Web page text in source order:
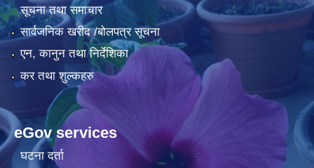
सूचना तथा समाचार
सार्वजनिक खरीद /बोलपत्र सूचना
एन, कानुन तथा निर्देशिका
कर तथा शुल्कहरु
eGov services
घटना दर्ता